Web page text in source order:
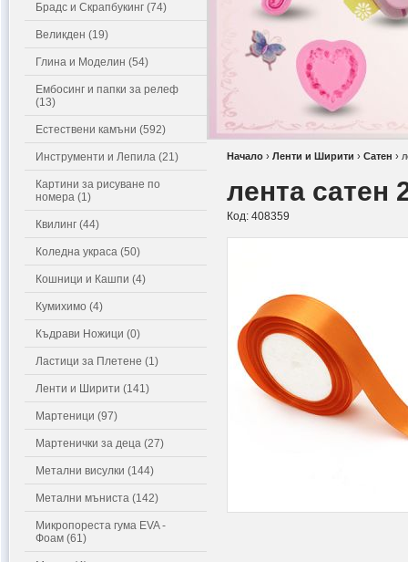
Брадс и Скрапбукинг (74)
Великден (19)
Глина и Моделин (54)
Ембосинг и папки за релеф
(13)
Естествени камъни (592)
Инструменти и Лепила (21)
Картини за рисуване по
номера (1)
Квилинг (44)
Коледна украса (50)
Кошници и Кашпи (4)
Кумихимо (4)
Къдрави Ножици (0)
Ластици за Плетене (1)
Ленти и Ширити (141)
Мартеници (97)
Мартенички за деца (27)
Метални висулки (144)
Метални мъниста (142)
Микропореста гума EVA -
Фоам (61)
Начало › Ленти и Ширити › Сатен ›
лента сатен
Код: 408359